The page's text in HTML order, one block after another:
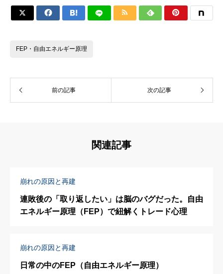
     
FEP・自由エネルギー原理
前の記事 次の記事
関連記事
崩れの原因と再建
連敗後の「取り返したい」は脳のバグだった。自由
エネルギー原理（FEP）で紐解くトレード心理
崩れの原因と再建
日常の中のFEP（自由エネルギー原理）